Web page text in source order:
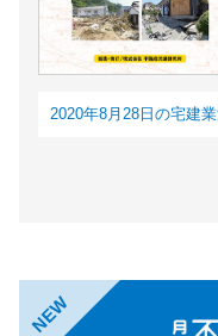
2020年8月28日の宅建
NEW